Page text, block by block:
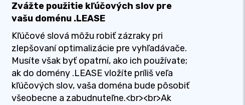
Zvážte použitie kľúčových slov pre
vašu doménu .LEASE
Kľúčové slová môžu robiť zázraky pri
zlepšovaní optimalizácie pre vyhľadávače.
Musíte však byť opatrní, ako ich používate;
ak do domény .LEASE vložíte príliš veľa
kľúčových slov, vaša doména bude pôsobiť
všeobecne a zabudnuteľne.<br><br>Ak